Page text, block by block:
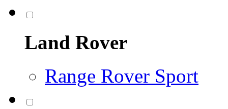
Land Rover
Range Rover Sport